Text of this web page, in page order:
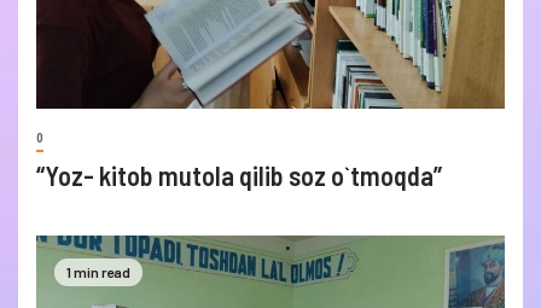
0
“Yoz- kitob mutola qilib soz o`tmoqda”
1 min read